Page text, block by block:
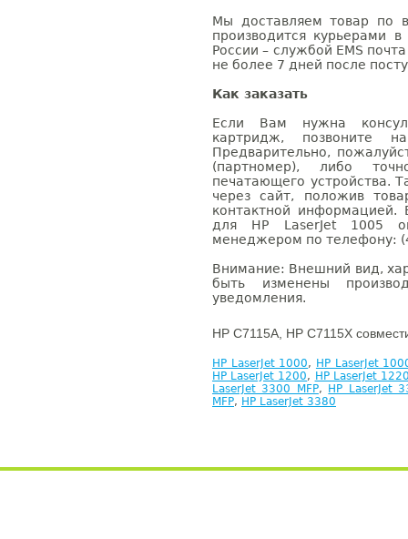
Мы доставляем товар по
производится курьерами
России – службой EMS
не более 7 дней после
Как заказать
Если Вам нужна
картридж, позвоните
Предварительно,
(партномер), либо
печатающего устройства.
через сайт, положив
контактной информацией.
для HP LaserJet 1005
менеджером по телефону:
Внимание: Внешний вид,
быть изменены
уведомления.
HP C7115A, HP C7115X
HP LaserJet 1000, HP LaserJet
HP LaserJet 1200, HP LaserJet
LaserJet 3300 MFP,
HP LaserJet
MFP, HP LaserJet 3380